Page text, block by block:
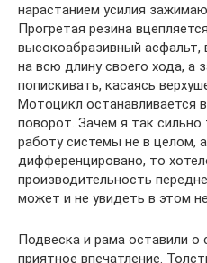
нарастанием усилия
Прогретая резина
высокоабразивный асфальт,
на всю длину своего хода, а
попискивать, касаясь
Мотоцикл останавливается
поворот. Зачем я так
работу системы не в целом,
дифференцировано, то
производительность
может и не увидеть в этом
Подвеска и рама оставили о
приятное впечатление.